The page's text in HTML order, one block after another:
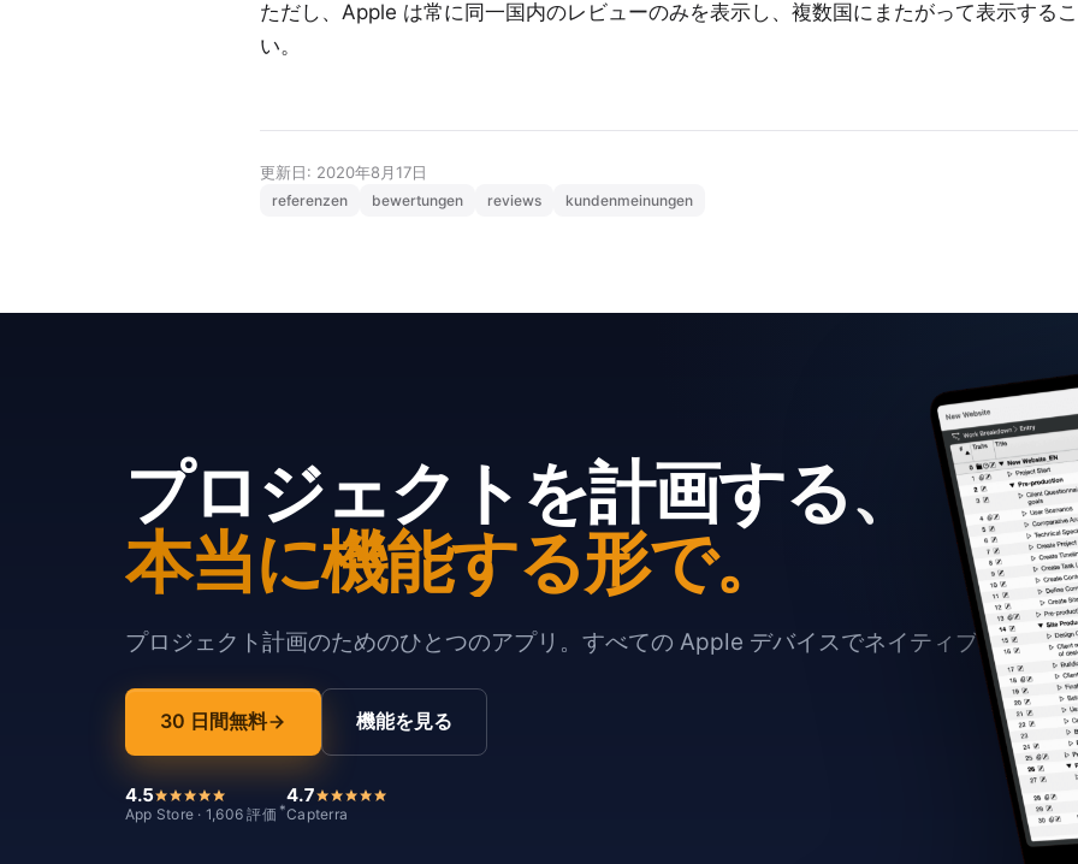
ただし、Apple は常に同一国内のレビューのみを表示し、複数国にまたがって表示する
い。
更新日: 2020年8月17日
referenzen bewertungen reviews kundenmeinungen
プロジェクトを計画する、
本当に機能する形で。
プロジェクト計画のためのひとつのアプリ。すべての Apple デバイスでネイティブに動作し
30 日間無料 機能を見る
4.5
App Store · 1,606 評価 *
4.7
Capterra